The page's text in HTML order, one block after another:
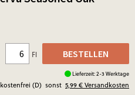
(D) sonst 5,99 €Versandkosten
Fl BESTELLEN
Lieferzeit: 2-3 Werktage